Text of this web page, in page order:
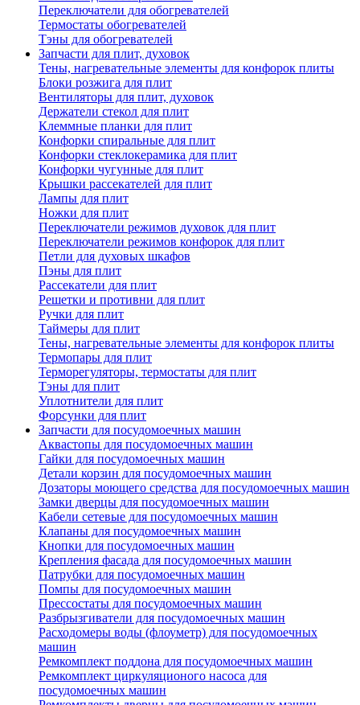
Переключатели для обогревателей
Термостаты обогревателей
Тэны для обогревателей
Запчасти для плит, духовок
Тены, нагревательные элементы для конфорок плиты
Блоки розжига для плит
Вентиляторы для плит, духовок
Держатели стекол для плит
Клеммные планки для плит
Конфорки спиральные для плит
Конфорки стеклокерамика для плит
Конфорки чугунные для плит
Крышки рассекателей для плит
Лампы для плит
Ножки для плит
Переключатели режимов духовок для плит
Переключатели режимов конфорок для плит
Петли для духовых шкафов
Пэны для плит
Рассекатели для плит
Решетки и противни для плит
Ручки для плит
Таймеры для плит
Тены, нагревательные элементы для конфорок плиты
Термопары для плит
Терморегуляторы, термостаты для плит
Тэны для плит
Уплотнители для плит
Форсунки для плит
Запчасти для посудомоечных машин
Аквастопы для посудомоечных машин
Гайки для посудомоечных машин
Детали корзин для посудомоечных машин
Дозаторы моющего средства для посудомоечных машин
Замки дверцы для посудомоечных машин
Кабели сетевые для посудомоечных машин
Клапаны для посудомоечных машин
Кнопки для посудомоечных машин
Крепления фасада для посудомоечных машин
Патрубки для посудомоечных машин
Помпы для посудомоечных машин
Прессостаты для посудомоечных машин
Разбрызгиватели для посудомоечных машин
Расходомеры воды (флоуметр) для посудомоечных
машин
Ремкомплект поддона для посудомоечных машин
Ремкомплект циркуляционого насоса для
посудомоечных машин